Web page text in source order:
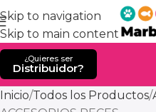
Skip to navigation
Skip to main content
¿Quieres ser
Distribuidor?
Inicio Todos los Productos